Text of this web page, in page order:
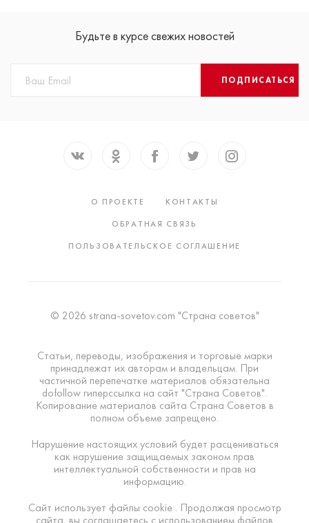
Будьте в курсе свежих новостей
ПОДПИСАТЬСЯ
О ПРОЕКТЕ
КОНТАКТЫ
ОБРАТНАЯ СВЯЗЬ
ПОЛЬЗОВАТЕЛЬСКОЕ СОГЛАШЕНИЕ
© 2026 strana-sovetov.com "Страна советов"
Статьи, переводы, изображения и торговые марки
принадлежат их авторам и владельцам. При
частичной перепечатке материалов обязательна
dofollow гиперссылка на сайт "Страна Советов".
Копирование материалов сайта Страна Советов в
полном объеме запрещено.
Нарушение настоящих условий будет расцениваться
как нарушение защищаемых законом прав
интеллектуальной собственности и прав на
информацию.
Сайт использует файлы cookie . Продолжая просмотр
сайта, вы соглашаетесь с использованием файлов